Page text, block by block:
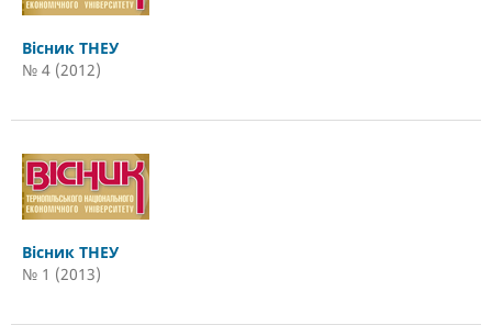
Вісник ТНЕУ
№ 4 (2012)
Вісник ТНЕУ
№ 1 (2013)